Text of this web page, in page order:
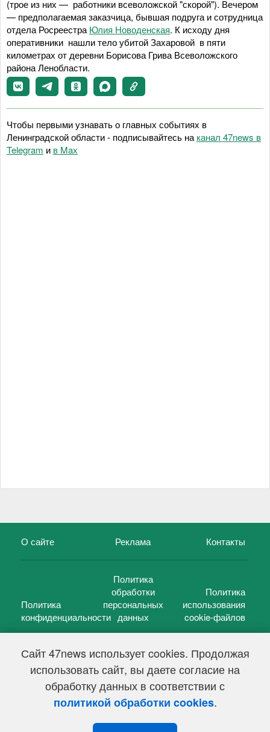
Сайт 47news использует cookies. Продолжая
использовать сайт, вы даете согласие на
обработку данных в соответствии с
политикой обработки cookies.
(трое из них — работники всеволожской "скорой"). Вечером
— предполагаемая заказчица, бывшая подруга и сотрудница
отдела Росреестра Юлия Новоденская. К исходу дня
оперативники нашли тело убитой Захаровой в пяти
километрах от деревни Борисова Грива Всеволожского
района Ленобласти.
Чтобы первыми узнавать о главных событиях в
Ленинградской области - подписывайтесь на канал 47news в
Telegram и в Maх
О сайте Реклама Контакты
Политика
конфиденциальности
Политика
обработки
персональных
данных
Политика
использования
cookie-файлов
47 новостей (47 news)2005 — 2026 г.
Свидетельство о регистрации СМИ Эл № ФС 77-39848, выдано
Федеральной службой по надзору в сфере связи,
информационных технологий и массовых коммуникаций